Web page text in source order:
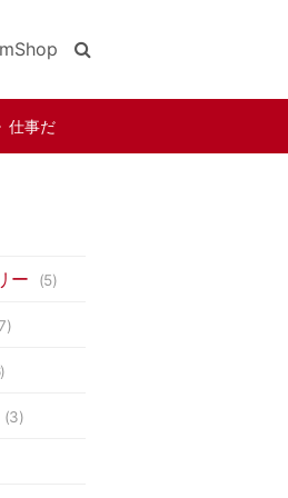
仕事だ
ー (5)
(3)